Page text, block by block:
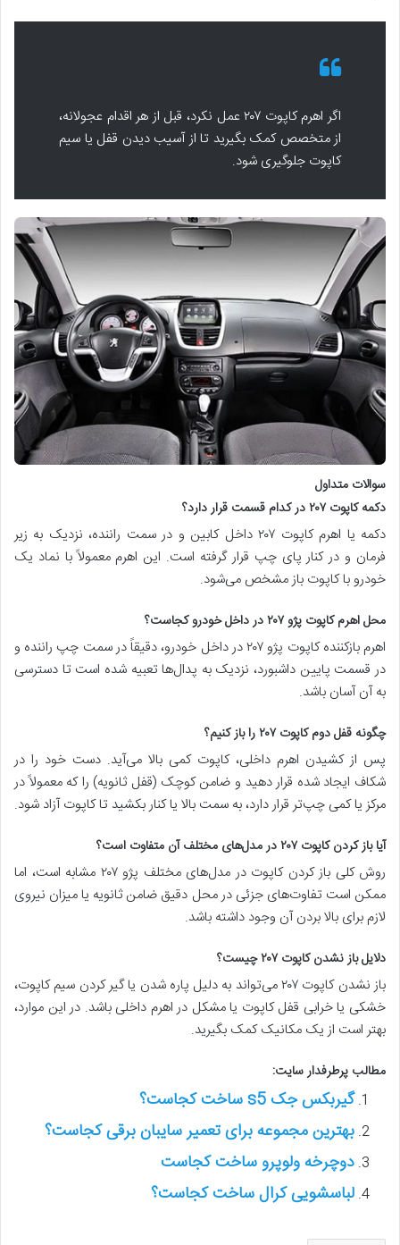
اگر اهرم کاپوت ۲۰۷ عمل نکرد، قبل از هر اقدام عجولانه،
از متخصص کمک بگیرید تا از آسیب دیدن قفل یا سیم
کاپوت جلوگیری شود.
سوالات متداول
دکمه کاپوت ۲۰۷ در کدام قسمت قرار دارد؟
دکمه یا اهرم کاپوت ۲۰۷ داخل کابین و در سمت راننده، نزدیک به زیر
فرمان و در کنار پای چپ قرار گرفته است. این اهرم معمولاً با نماد یک
خودرو با کاپوت باز مشخص می‌شود.
محل اهرم کاپوت پژو ۲۰۷ در داخل خودرو کجاست؟
اهرم بازکننده کاپوت پژو ۲۰۷ در داخل خودرو، دقیقاً در سمت چپ راننده و
در قسمت پایین داشبورد، نزدیک به پدال‌ها تعبیه شده است تا دسترسی
به آن آسان باشد.
چگونه قفل دوم کاپوت ۲۰۷ را باز کنیم؟
پس از کشیدن اهرم داخلی، کاپوت کمی بالا می‌آید. دست خود را در
شکاف ایجاد شده قرار دهید و ضامن کوچک (قفل ثانویه) را که معمولاً در
مرکز یا کمی چپ‌تر قرار دارد، به سمت بالا یا کنار بکشید تا کاپوت آزاد شود.
آیا باز کردن کاپوت ۲۰۷ در مدل‌های مختلف آن متفاوت است؟
روش کلی باز کردن کاپوت در مدل‌های مختلف پژو ۲۰۷ مشابه است، اما
ممکن است تفاوت‌های جزئی در محل دقیق ضامن ثانویه یا میزان نیروی
لازم برای بالا بردن آن وجود داشته باشد.
دلایل باز نشدن کاپوت ۲۰۷ چیست؟
باز نشدن کاپوت ۲۰۷ می‌تواند به دلیل پاره شدن یا گیر کردن سیم کاپوت،
خشکی یا خرابی قفل کاپوت یا مشکل در اهرم داخلی باشد. در این موارد،
بهتر است از یک مکانیک کمک بگیرید.
مطالب پرطرفدار سایت:
گیربکس جک s5 ساخت کجاست؟
بهترین مجموعه برای تعمیر سایبان برقی کجاست؟
دوچرخه ولوپرو ساخت کجاست
لباسشویی کرال ساخت کجاست؟